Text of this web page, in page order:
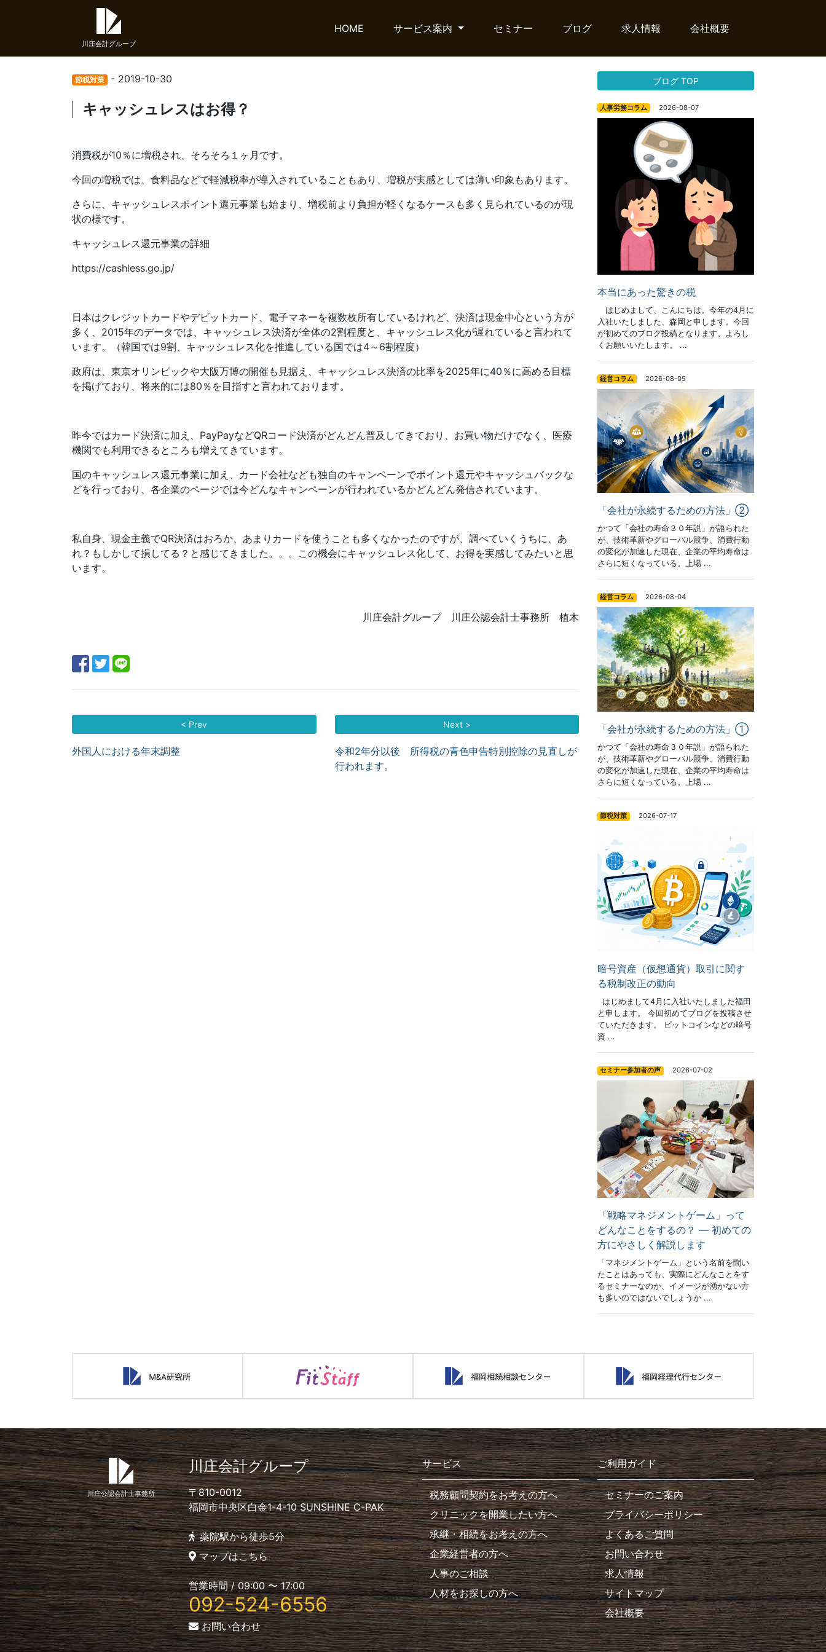
川庄会計グループ
HOME サービス案内 セミナー ブログ 求人情報 会社概要
節税対策 - 2019-10-30
キャッシュレスはお得？
消費税が10％に増税され、そろそろ１ヶ月です。
今回の増税では、食料品などで軽減税率が導入されていることもあり、増税が実感としては薄い印象もあります。
さらに、キャッシュレスポイント還元事業も始まり、増税前より負担が軽くなるケースも多く見られているのが現
状の様です。
キャッシュレス還元事業の詳細
https://cashless.go.jp/
日本はクレジットカードやデビットカード、電子マネーを複数枚所有しているけれど、決済は現金中心という方が
多く、2015年のデータでは、キャッシュレス決済が全体の2割程度と、キャッシュレス化が遅れていると言われて
います。（韓国では9割、キャッシュレス化を推進している国では4～6割程度）
政府は、東京オリンピックや大阪万博の開催も見据え、キャッシュレス決済の比率を2025年に40％に高める目標
を掲げており、将来的には80％を目指すと言われております。
昨今ではカード決済に加え、PayPayなどQRコード決済がどんどん普及してきており、お買い物だけでなく、医療
機関でも利用できるところも増えてきています。
国のキャッシュレス還元事業に加え、カード会社なども独自のキャンペーンでポイント還元やキャッシュバックな
どを行っており、各企業のページでは今どんなキャンペーンが行われているかどんどん発信されています。
私自身、現金主義でQR決済はおろか、あまりカードを使うことも多くなかったのですが、調べていくうちに、あ
れ？もしかして損してる？と感じてきました。。。この機会にキャッシュレス化して、お得を実感してみたいと思
います。
川庄会計グループ 川庄公認会計士事務所 植木
< Prev
外国人における年末調整
Next >
令和2年分以後 所得税の青色申告特別控除の見直しが
行われます。
ブログ TOP
人事労務コラム 2026-08-07
本当にあった驚きの税
はじめまして、こんにちは。今年の4月に
入社いたしました、森岡と申します。今回
が初めてのブログ投稿となります。よろし
くお願いいたします。 ...
経営コラム 2026-08-05
「会社が永続するための方法」②
かつて「会社の寿命３０年説」が語られた
が、技術革新やグローバル競争、消費行動
の変化が加速した現在、企業の平均寿命は
さらに短くなっている。上場 ...
経営コラム 2026-08-04
「会社が永続するための方法」①
かつて「会社の寿命３０年説」が語られた
が、技術革新やグローバル競争、消費行動
の変化が加速した現在、企業の平均寿命は
さらに短くなっている。上場 ...
節税対策 2026-07-17
暗号資産（仮想通貨）取引に関す
る税制改正の動向
はじめまして4月に入社いたしました福田
と申します。 今回初めてブログを投稿させ
ていただきます。 ビットコインなどの暗号
資 ...
セミナー参加者の声 2026-07-02
「戦略マネジメントゲーム」って
どんなことをするの？ ― 初めての
方にやさしく解説します
「マネジメントゲーム」という名前を聞い
たことはあっても、実際にどんなことをす
るセミナーなのか、イメージが湧かない方
も多いのではないでしょうか ...
川庄公認会計士事務所
川庄会計グループ
〒810-0012
福岡市中央区白金1-4-10 SUNSHINE C-PAK
薬院駅から徒歩5分
マップはこちら
営業時間 / 09:00 〜 17:00
092-524-6556
お問い合わせ
サービス
税務顧問契約をお考えの方へ
クリニックを開業したい方へ
承継・相続をお考えの方へ
企業経営者の方へ
人事のご相談
人材をお探しの方へ
ご利用ガイド
セミナーのご案内
プライバシーポリシー
よくあるご質問
お問い合わせ
求人情報
サイトマップ
会社概要